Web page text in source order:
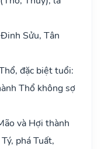
Sửu, Tân
đặc biệt tuổi:
Thổ không sợ
và Hợi thành
phá Tuất,